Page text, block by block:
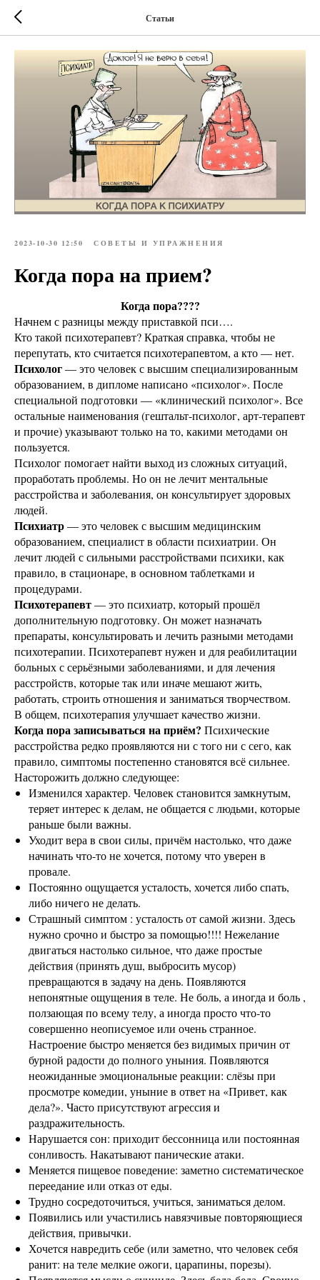
Статьи
2023-10-30 12:50 СОВЕТЫ И УПРАЖНЕНИЯ
Когда пора на прием?
Когда пора????
Начнем с разницы между приставкой пси….
Кто такой психотерапевт? Краткая справка, чтобы не
перепутать, кто считается психотерапевтом, а кто — нет.
Психолог— это человек с высшим специализированным
образованием, в дипломе написано «психолог». После
специальной подготовки — «клинический психолог». Все
остальные наименования (гештальт-психолог, арт-терапевт
и прочие) указывают только на то, какими методами он
пользуется.
Психолог помогает найти выход из сложных ситуаций,
проработать проблемы. Но он не лечит ментальные
расстройства и заболевания, он консультирует здоровых
людей.
Психиатр— это человек с высшим медицинским
образованием, специалист в области психиатрии. Он
лечит людей с сильными расстройствами психики, как
правило, в стационаре, в основном таблетками и
процедурами.
Психотерапевт— это психиатр, который прошёл
дополнительную подготовку. Он может назначать
препараты, консультировать и лечить разными методами
психотерапии. Психотерапевт нужен и для реабилитации
больных с серьёзными заболеваниями, и для лечения
расстройств, которые так или иначе мешают жить,
работать, строить отношения и заниматься творчеством.
В общем, психотерапия улучшает качество жизни.
Когда пора записываться на приём? Психические
расстройства редко проявляются ни с того ни с сего, как
правило, симптомы постепенно становятся всё сильнее.
Насторожить должно следующее:
Изменился характер. Человек становится замкнутым,
теряет интерес к делам, не общается с людьми, которые
раньше были важны.
Уходит вера в свои силы, причём настолько, что даже
начинать что-то не хочется, потому что уверен в
провале.
Постоянно ощущается усталость, хочется либо спать,
либо ничего не делать.
Страшный симптом : усталость от самой жизни. Здесь
нужно срочно и быстро за помощью!!!! Нежелание
двигаться настолько сильное, что даже простые
действия (принять душ, выбросить мусор)
превращаются в задачу на день. Появляются
непонятные ощущения в теле. Не боль, а иногда и боль ,
ползающая по всему телу, а иногда просто что-то
совершенно неописуемое или очень странное.
Настроение быстро меняется без видимых причин от
бурной радости до полного уныния. Появляются
неожиданные эмоциональные реакции: слёзы при
просмотре комедии, уныние в ответ на «Привет, как
дела?». Часто присутствуют агрессия и
раздражительность.
Нарушается сон: приходит бессонница или постоянная
сонливость. Накатывают панические атаки.
Меняется пищевое поведение: заметно систематическое
переедание или отказ от еды.
Трудно сосредоточиться, учиться, заниматься делом.
Появились или участились навязчивые повторяющиеся
действия, привычки.
Хочется навредить себе (или заметно, что человек себя
ранит: на теле мелкие ожоги, царапины, порезы).